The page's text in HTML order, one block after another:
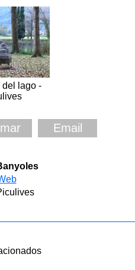
del lago -
Email